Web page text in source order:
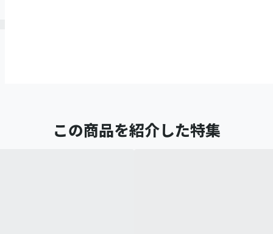
この商品を紹介した特集